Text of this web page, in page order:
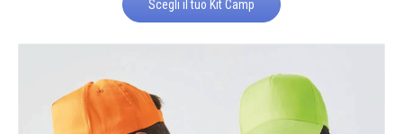
Scegli il tuo Kit Camp